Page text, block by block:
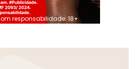
responsabilidade. 18+